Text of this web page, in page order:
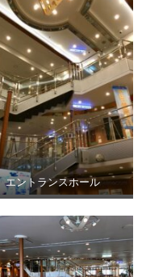
エントランスホール